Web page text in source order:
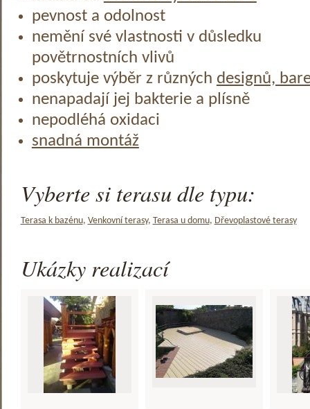
pevnost a odolnost
nemění své vlastnosti v důsledku
povětrnostních vlivů
poskytuje výběr z různých designů,
nenapadají jej bakterie a plísně
nepodléhá oxidaci
snadná montáž
Vyberte si terasu dle typu:
Terasa k bazénu, Venkovní terasy, Terasa u domu, Dřevoplastové terasy
Ukázky realizací